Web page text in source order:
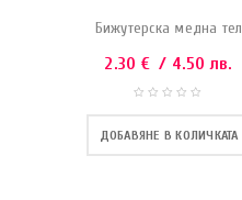
Бижутерска медна тел
2.30 € / 4.50 лв.
ДОБАВЯНЕ В КОЛИЧКАТА